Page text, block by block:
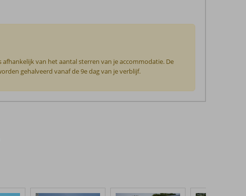
van het aantal sterren van je accommodatie. De
gehalveerd vanaf de 9e dag van je verblijf.